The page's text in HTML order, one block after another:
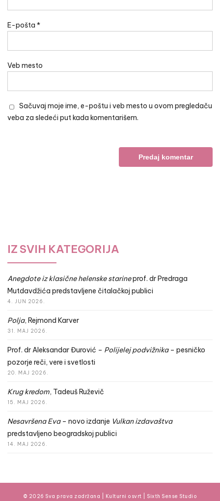
E-pošta *
Veb mesto
Sačuvaj moje ime, e-poštu i veb mesto u ovom pregledaču
veba za sledeći put kada komentarišem.
IZ SVIH KATEGORIJA
Anegdote iz klasične helenske starineprof. dr Predraga
Mutdavdžića predstavljene čitalačkoj publici
4. JUN 2026.
Polja, Rejmond Karver
31. MAJ 2026.
Prof. dr Aleksandar Đurović – Polijelej podvižnika– pesničko
pozorje reči, vere i svetlosti
20. MAJ 2026.
Krug kredom, Tadeuš Ruževič
15. MAJ 2026.
Nesavršena Eva– novo izdanje Vulkan izdavaštva
predstavljeno beogradskoj publici
14. MAJ 2026.
© 2026 Sva prava zadržana | Kulturni osvrt | Sixth Sense Studio